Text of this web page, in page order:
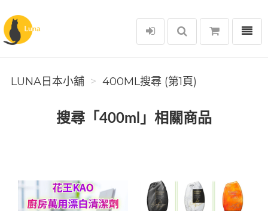
Luna日本小舖
選單
LUNA日本小舖 400ML搜尋 (第1頁)
搜尋「400ml」相關商品